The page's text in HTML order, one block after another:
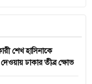
শেখ হাসিনাকে
ঢাকার তীব্র ক্ষোভ